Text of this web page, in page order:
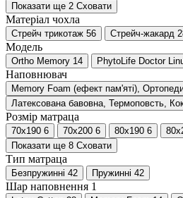
Показати ще 2 Сховати
Матеріал чохла
Стрейч трикотаж 56 Стрейч-жакард
Модель
Ortho Memory 14 PhytoLife Doctor
Наповнювач
Memory Foam (ефект пам'яті),
Латексована бавовна, Термоповсть,
Розмір матраца
70х190 6 70х200 6 80х190 6
Показати ще 8 Сховати
Тип матраца
Безпружинні 42 Пружинні 42
Шар наповнення 1